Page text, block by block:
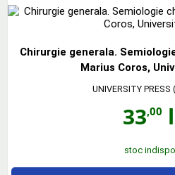
Chirurgie generala.
Marius Coros,
UNIVERSITY PRESS
33,00
stoc